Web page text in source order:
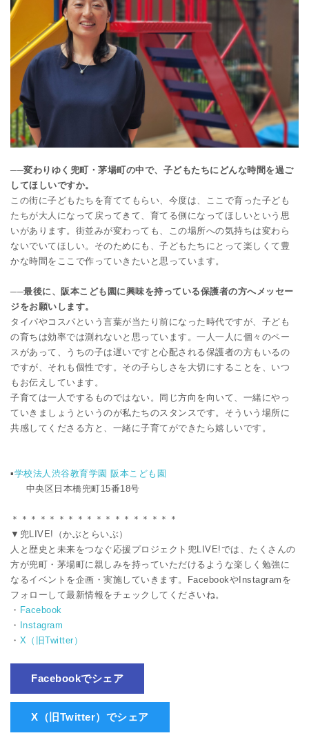
──変わりゆく兜町・茅場町の中で、子どもたちにどんな時間を過ご
してほしいですか。
この街に子どもたちを育ててもらい、今度は、ここで育った子ども
たちが大人になって戻ってきて、育てる側になってほしいという思
いがあります。街並みが変わっても、この場所への気持ちは変わら
ないでいてほしい。そのためにも、子どもたちにとって楽しくて豊
かな時間をここで作っていきたいと思っています。
──最後に、阪本こども園に興味を持っている保護者の方へメッセー
ジをお願いします。
タイパやコスパという言葉が当たり前になった時代ですが、子ども
の育ちは効率では測れないと思っています。一人一人に個々のペー
スがあって、うちの子は遅いですと心配される保護者の方もいるの
ですが、それも個性です。その子らしさを大切にすることを、いつ
もお伝えしています。
子育ては一人でするものではない。同じ方向を向いて、一緒にやっ
ていきましょうというのが私たちのスタンスです。そういう場所に
共感してくださる方と、一緒に子育てができたら嬉しいです。
▪️学校法人渋谷教育学園 阪本こども園
中央区日本橋兜町15番18号
＊＊＊＊＊＊＊＊＊＊＊＊＊＊＊＊＊＊
▼兜LIVE!（かぶとらいぶ）
人と歴史と未来をつなぐ応援プロジェクト兜LIVE!では、たくさんの
方が兜町・茅場町に親しみを持っていただけるような楽しく勉強に
なるイベントを企画・実施していきます。FacebookやInstagramを
フォローして最新情報をチェックしてくださいね。
・ Facebook
・
Instagram
・ X（旧Twitter）
Facebookでシェア
X（旧Twitter）でシェア